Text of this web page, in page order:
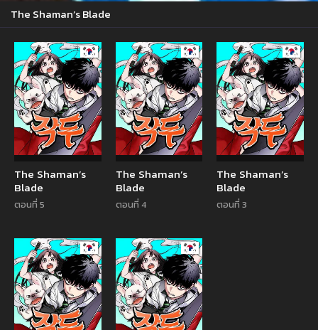
The Shaman’s Blade
Manhwa
The Shaman’s
Blade
ตอนที่ 5
Manhwa
The Shaman’s
Blade
ตอนที่ 4
The Shaman’s
Blade
ตอนที่ 3
Manhwa Manhwa